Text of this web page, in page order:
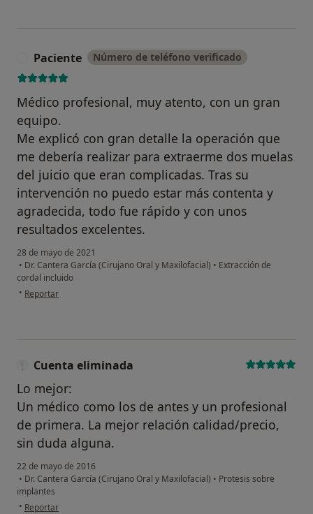
Paciente Número de teléfono verificado
Médico profesional, muy atento, con un gran
equipo.
Me explicó con gran detalle la operación que
me debería realizar para extraerme dos muelas
del juicio que eran complicadas. Tras su
intervención no puedo estar más contenta y
agradecida, todo fue rápido y con unos
resultados excelentes.
28 de mayo de 2021
• Dr. Cantera García (Cirujano Oral y Maxilofacial) • Extracción de
cordal incluido
• en opinión del usuario Paciente
Reportar
Cuenta eliminada
Lo mejor:
Un médico como los de antes y un profesional
de primera. La mejor relación calidad/precio,
sin duda alguna.
22 de mayo de 2016
• Dr. Cantera García (Cirujano Oral y Maxilofacial) • Protesis sobre
implantes
• en opinión del usuario Cuenta eliminada
Reportar